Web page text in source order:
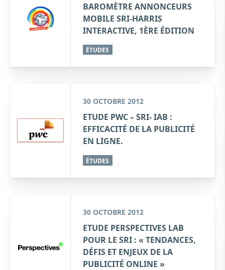
BAROMÈTRE ANNONCEURS
MOBILE SRI-HARRIS
INTERACTIVE, 1ÈRE ÉDITION
ÉTUDES
30 OCTOBRE 2012
ETUDE PWC – SRI- IAB :
EFFICACITÉ DE LA PUBLICITÉ
EN LIGNE.
ÉTUDES
30 OCTOBRE 2012
ETUDE PERSPECTIVES LAB
POUR LE SRI : « TENDANCES,
DÉFIS ET ENJEUX DE LA
PUBLICITÉ ONLINE »